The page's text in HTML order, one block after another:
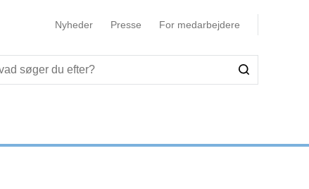
Nyheder Presse For medarbejdere